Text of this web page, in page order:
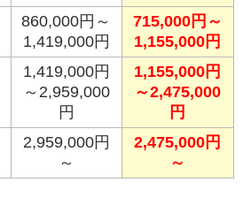
860,000円～
1,419,000円
715,000円～
1,155,000円
1,419,000円
～2,959,000
円
1,155,000円
～2,475,000
円
2,959,000円
～
2,475,000円
～